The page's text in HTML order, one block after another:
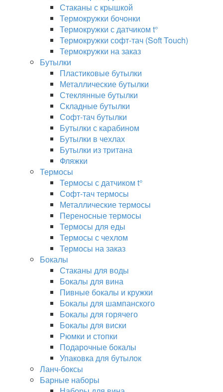
Стаканы с крышкой
Термокружки бочонки
Термокружки с датчиком t°
Термокружки софт-тач (Soft Touch)
Термокружки на заказ
Бутылки
Пластиковые бутылки
Металлические бутылки
Стеклянные бутылки
Складные бутылки
Софт-тач бутылки
Бутылки с карабином
Бутылки в чехлах
Бутылки из тритана
Фляжки
Термосы
Термосы с датчиком t°
Софт-тач термосы
Металлические термосы
Переносные термосы
Термосы для еды
Термосы с чехлом
Термосы на заказ
Бокалы
Стаканы для воды
Бокалы для вина
Пивные бокалы и кружки
Бокалы для шампанского
Бокалы для горячего
Бокалы для виски
Рюмки и стопки
Подарочные бокалы
Упаковка для бутылок
Ланч-боксы
Барные наборы